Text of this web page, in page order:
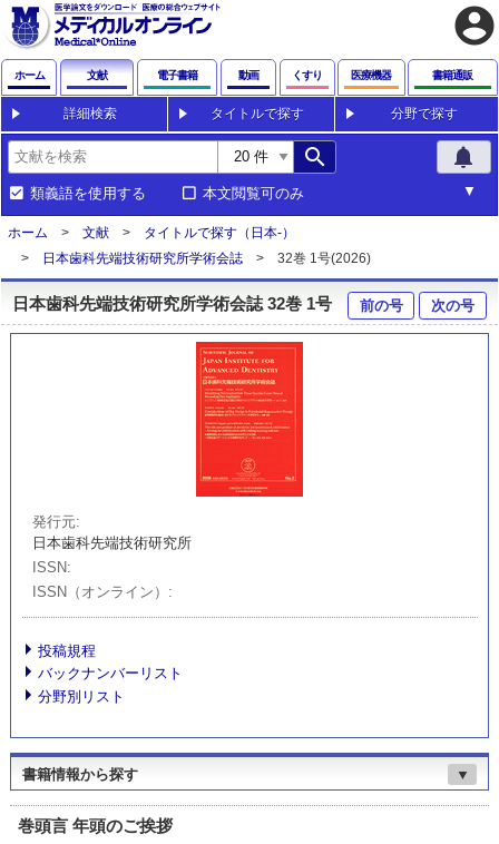
account_circle
ホーム 文献 電子書籍 動画 くすり 医療機器 書籍通販
詳細検索 タイトルで探す 分野で探す
search notifications
類義語を使用する 本文閲覧可のみ
ホーム 文献
タイトルで探す（日本-）
日本歯科先端技術研究所学術会誌
32巻 1号(2026)
日本歯科先端技術研究所学術会誌 32巻 1号 前の号 次の号
発行元
日本歯科先端技術研究所
ISSN
ISSN（オンライン）
投稿規程
バックナンバーリスト
分野別リスト
書籍情報から探す ▼
巻頭言 年頭のご挨拶